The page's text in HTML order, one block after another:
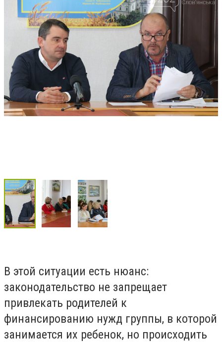
В этой ситуации есть нюанс:
законодательство не запрещает
привлекать родителей к
финансированию нужд группы, в которой
занимается их ребенок, но происходить